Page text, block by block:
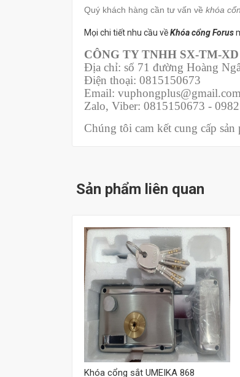
Quý khách hàng cần tư vấn về khóa
Mọi chi tiết nhu cầu vềKhóa cổng Forus
CÔNG TY TNHH SX-TM-
Địa chỉ: số 71 đường Hoàng
Điện thoại: 0815150673
Email:
Zalo, Viber: 0815150673 -
Chúng tôi cam kết cung cấp
Sản phẩm liên quan
Mua hàng
Khóa cổng sắt UMEIKA 868